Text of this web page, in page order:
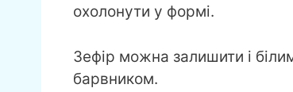
охолонути у формі.
Зефір можна залишити і
барвником.